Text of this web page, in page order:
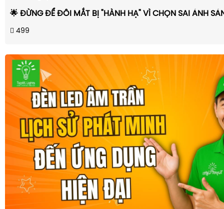
🌟 ĐỪNG ĐỂ ĐÔI MẮT BỊ "HÀNH HẠ" VÌ CHỌN SAI ÁNH
499